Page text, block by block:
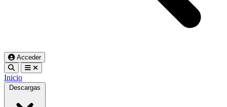
Acceder
Inicio
Descargas